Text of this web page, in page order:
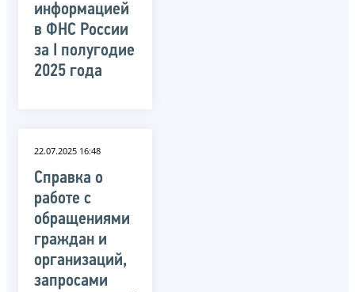
информацией
в ФНС России
за I полугодие
2025 года
22.07.2025 16:48
Справка о
работе с
обращениями
граждан и
организаций,
запросами